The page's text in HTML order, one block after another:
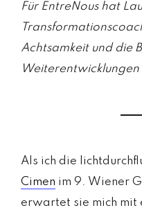
Für EntreNous hat
Achtsamkeit und die
Als ich die
Cimen im 9. Wiener
erwartet sie mich mit